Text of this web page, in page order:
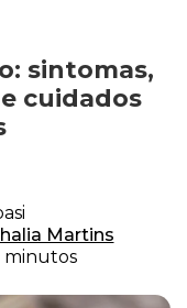
sintomas,
cuidados
Martins
minutos